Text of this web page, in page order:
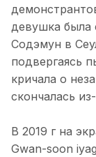
девушка была
Содэмун в
подвергаясь
кричала о
скончалась
В 2019 г на
Gwan-soon